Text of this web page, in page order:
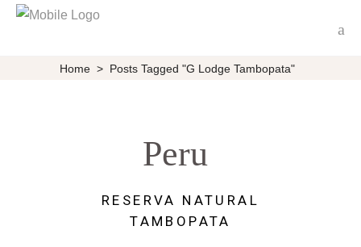
Home > Posts Tagged "G Lodge Tambopata"
Peru
RESERVA NATURAL
TAMBOPATA